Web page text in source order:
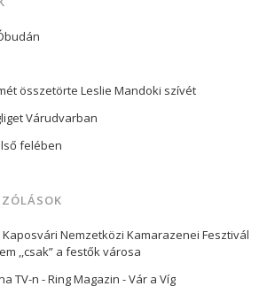
összetörte Leslie Mandoki szívét
Várudvarban
felében
Nemzetközi Kamarazenei Fesztivál
,,csak” a festők városa
TV-n - Ring Magazin -Vár a Víg